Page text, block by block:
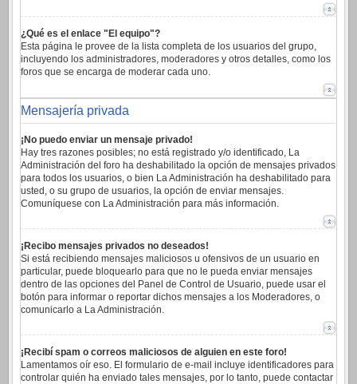
¿Qué es el enlace "El equipo"?
Esta página le provee de la lista completa de los usuarios del grupo,
incluyendo los administradores, moderadores y otros detalles, como los
foros que se encarga de moderar cada uno.
Mensajería privada
¡No puedo enviar un mensaje privado!
Hay tres razones posibles; no está registrado y/o identificado, La
Administración del foro ha deshabilitado la opción de mensajes privados
para todos los usuarios, o bien La Administración ha deshabilitado para
usted, o su grupo de usuarios, la opción de enviar mensajes.
Comuníquese con La Administración para más información.
¡Recibo mensajes privados no deseados!
Si está recibiendo mensajes maliciosos u ofensivos de un usuario en
particular, puede bloquearlo para que no le pueda enviar mensajes
dentro de las opciones del Panel de Control de Usuario, puede usar el
botón para informar o reportar dichos mensajes a los Moderadores, o
comunicarlo a La Administración.
¡Recibí spam o correos maliciosos de alguien en este foro!
Lamentamos oír eso. El formulario de e-mail incluye identificadores para
controlar quién ha enviado tales mensajes, por lo tanto, puede contactar